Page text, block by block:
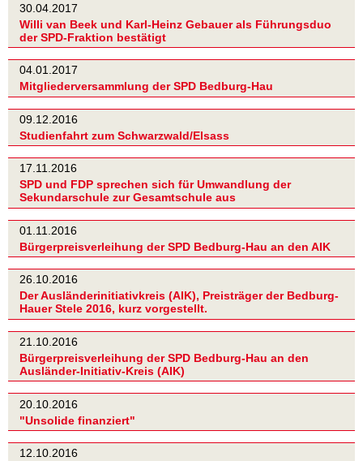
30.04.2017
Willi van Beek und Karl-Heinz Gebauer als Führungsduo
der SPD-Fraktion bestätigt
04.01.2017
Mitgliederversammlung der SPD Bedburg-Hau
09.12.2016
Studienfahrt zum Schwarzwald/Elsass
17.11.2016
SPD und FDP sprechen sich für Umwandlung der
Sekundarschule zur Gesamtschule aus
01.11.2016
Bürgerpreisverleihung der SPD Bedburg-Hau an den AIK
26.10.2016
Der Ausländerinitiativkreis (AIK), Preisträger der Bedburg-
Hauer Stele 2016, kurz vorgestellt.
21.10.2016
Bürgerpreisverleihung der SPD Bedburg-Hau an den
Ausländer-Initiativ-Kreis (AIK)
20.10.2016
"Unsolide finanziert"
12.10.2016